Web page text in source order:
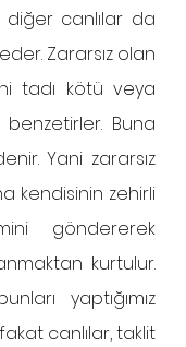
canlılar da
Zararsız olan
tadı kötü veya
benzetirler. Buna
Yani zararsız
kendisinin zehirli
göndererek
kurtulur.
yaptığımız
canlılar, taklit